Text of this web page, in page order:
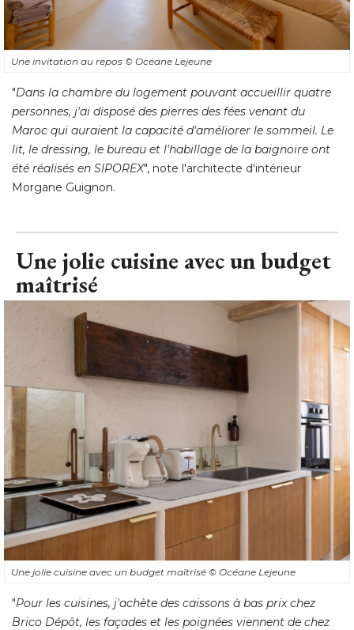
Une invitation au repos © Océane Lejeune
"Dans la chambre du logement pouvant accueillir quatre
personnes, j'ai disposé des pierres des fées venant du
Maroc qui auraient la capacité d'améliorer le sommeil. Le
lit, le dressing, le bureau et l'habillage de la baignoire ont
été réalisés en SIPOREX", note l'architecte d'intérieur
Morgane Guignon.
Une jolie cuisine avec un budget
maîtrisé
Une jolie cuisine avec un budget maîtrisé © Océane Lejeune
"Pour les cuisines, j'achète des caissons à bas prix chez
Brico Dépôt, les façades et les poignées viennent de chez